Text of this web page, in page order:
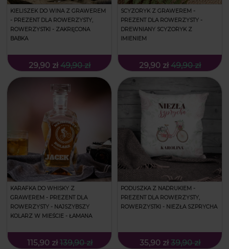
KIELISZEK DO WINA Z GRAWEREM
- PREZENT DLA ROWERZYSTY,
ROWERZYSTKI - ZAKRĘCONA
BABKA
29,90 zł 49,90 zł
SCYZORYK Z GRAWEREM -
PREZENT DLA ROWERZYSTY -
DREWNIANY SCYZORYK Z
IMIENIEM
29,90 zł 49,90 zł
KARAFKA DO WHISKY Z
GRAWEREM - PREZENT DLA
ROWERZYSTY - NAJSZYBSZY
KOLARZ W MIEŚCIE - ŁAMANA
115,90 zł 139,90 zł
PODUSZKA Z NADRUKIEM -
PREZENT DLA ROWERZYSTY,
ROWERZYSTKI - NIEZŁA SZPRYCHA
35,90 zł 39,90 zł